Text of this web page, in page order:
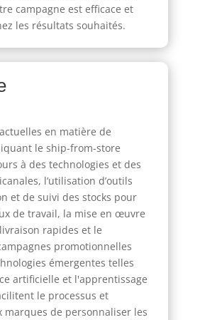
campagne est efficace et
les résultats souhaités.
en matière de
le ship-from-store
à des technologies et des
l’utilisation d’outils
et de suivi des stocks pour
de travail, la mise en œuvre
rapides et le
promotionnelles
émergentes telles
artificielle et l'apprentissage
le processus et
marques de personnaliser les